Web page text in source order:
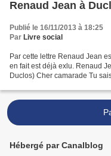
Renaud Jean à
Publié le 16/11/2013 à 18:25
Par Livre social
Par cette lettre Renaud Jean
en fait est déjà exlu. Renaud
Duclos) Cher camarade Tu
Hébergé par Canalblog